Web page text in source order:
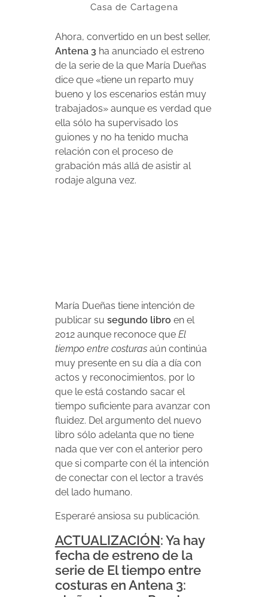
Casa de Cartagena
Ahora, convertido en un best seller,
Antena 3 ha anunciado el estreno
de la serie de la que María Dueñas
dice que «tiene un reparto muy
bueno y los escenarios están muy
trabajados» aunque es verdad que
ella sólo ha supervisado los
guiones y no ha tenido mucha
relación con el proceso de
grabación más allá de asistir al
rodaje alguna vez.
María Dueñas tiene intención de
publicar su segundo libro en el
2012 aunque reconoce que El
tiempo entre costurasaún continúa
muy presente en su día a día con
actos y reconocimientos, por lo
que le está costando sacar el
tiempo suficiente para avanzar con
fluidez. Del argumento del nuevo
libro sólo adelanta que no tiene
nada que ver con el anterior pero
que si comparte con él la intención
de conectar con el lector a través
del lado humano.
Esperaré ansiosa su publicación.
ACTUALIZACIÓN: Ya hay
fecha de estreno de la
serie de El tiempo entre
costuras en Antena 3: